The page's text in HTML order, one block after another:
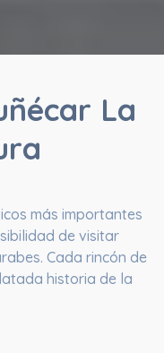
La
más importantes
de visitar
Cada rincón de
historia de la